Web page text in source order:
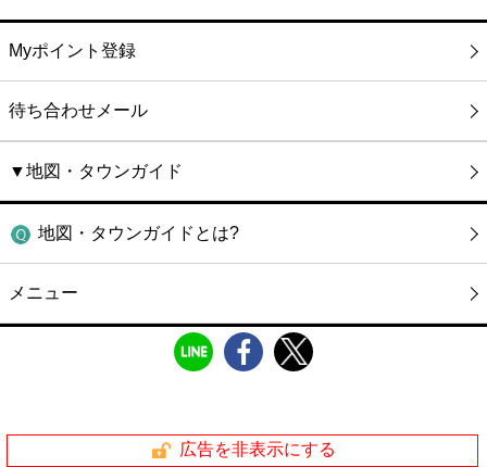
Myポイント登録
待ち合わせメール
▼地図・タウンガイド
地図・タウンガイドとは?
メニュー
広告を非表示にする